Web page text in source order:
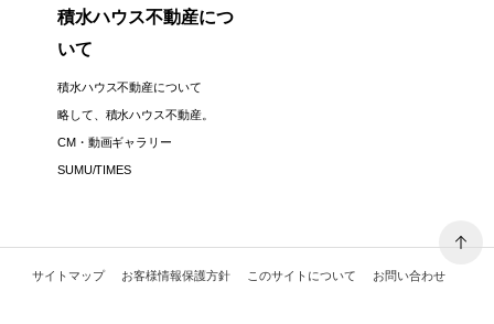
積水ハウス不動産につ
いて
積水ハウス不動産について
略して、積水ハウス不動産。
CM・動画ギャラリー
SUMU/TIMES
サイトマップ お客様情報保護方針 このサイトについて お問い合わせ